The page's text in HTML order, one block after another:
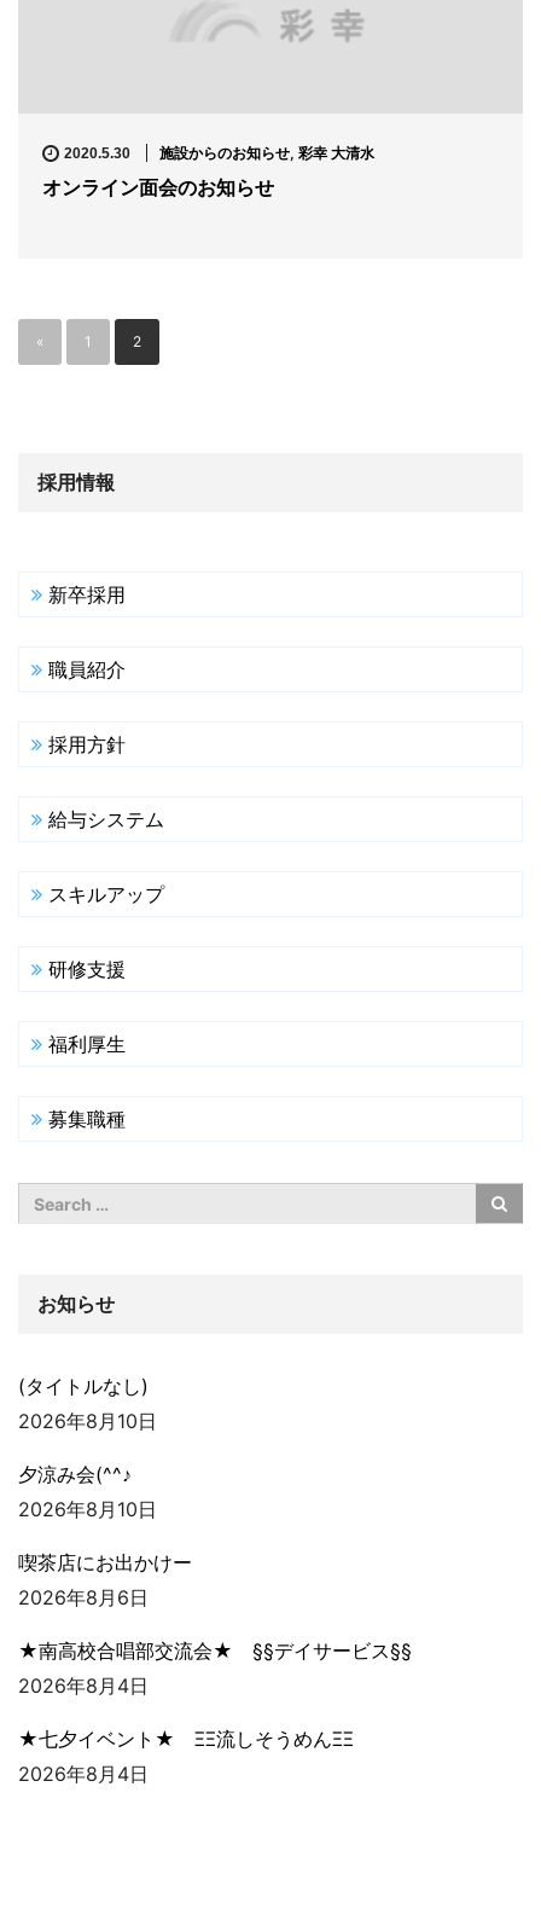
2020.5.30 施設からのお知らせ, 彩幸 大清水
オンライン面会のお知らせ
« 1 2
採用情報
新卒採用
職員紹介
採用方針
給与システム
スキルアップ
研修支援
福利厚生
募集職種
お知らせ
(タイトルなし)
2026年8月10日
夕涼み会(^^♪
2026年8月10日
喫茶店にお出かけー
2026年8月6日
★南高校合唱部交流会★ §§デイサービス§§
2026年8月4日
★七夕イベント★ ΞΞ流しそうめんΞΞ
2026年8月4日